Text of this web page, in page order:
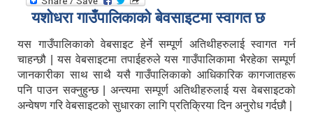
यशाेधरा गाउँपालिकाकाे बेवसाइटमा स्वागत छ
यस गाउँपालिकाको वेबसाइट हेर्ने सम्पूर्ण अतिथीहरुलाई स्वागत गर्न
चाहन्छौ | यस वेबसाइटमा तपाईहरुले यस गाउँपालिकामा भैरहेका सम्पूर्ण
जानकारीका साथ साथै यसै गाउँपालिकाको आधिकारिक कागजातहरू
पनि पाउन सक्नुहुन्छ | अन्त्यमा सम्पूर्ण अतिथीहरुलाई यस वेबसाइटको
अन्वेषण गरि वेबसाइटको सुधारका लागि प्रतिक्रिया दिन अनुरोध गर्दछौ |